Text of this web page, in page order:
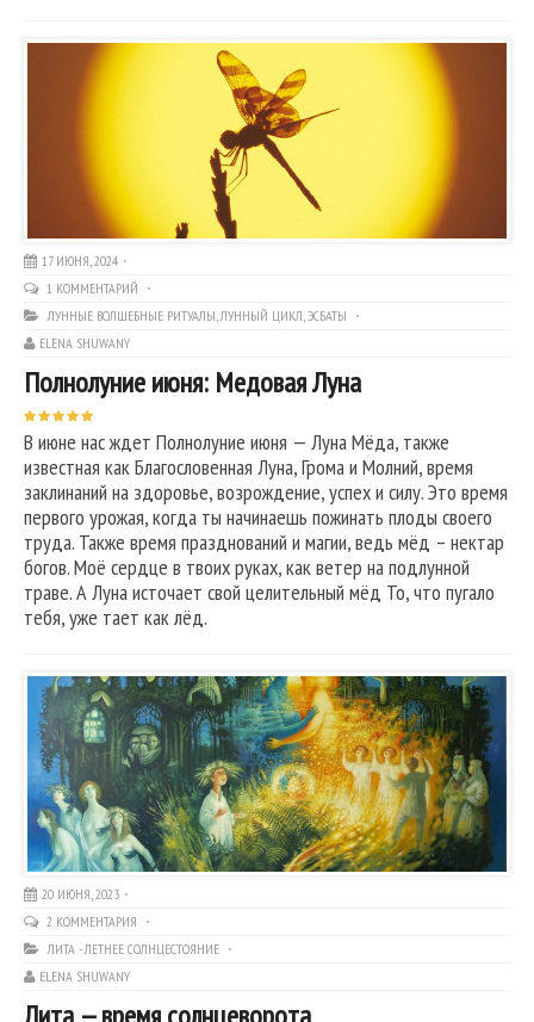
17 ИЮНЯ, 2024
1 КОММЕНТАРИЙ
ЛУННЫЕ ВОЛШЕБНЫЕ РИТУАЛЫ,ЛУННЫЙ ЦИКЛ,ЭСБАТЫ
ELENA SHUWANY
Полнолуние июня: Медовая Луна
В июне нас ждет Полнолуние июня — Луна Мёда, также
известная как Благословенная Луна, Грома и Молний, время
заклинаний на здоровье, возрождение, успех и силу. Это время
первого урожая, когда ты начинаешь пожинать плоды своего
труда. Также время празднований и магии, ведь мёд – нектар
богов. Моё сердце в твоих руках, как ветер на подлунной
траве. А Луна источает свой целительный мёд То, что пугало
тебя, уже тает как лёд.
20 ИЮНЯ, 2023
2 КОММЕНТАРИЯ
ЛИТА - ЛЕТНЕЕ СОЛНЦЕСТОЯНИЕ
ELENA SHUWANY